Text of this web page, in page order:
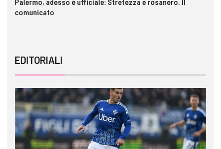
comunicato
EDITORIALI